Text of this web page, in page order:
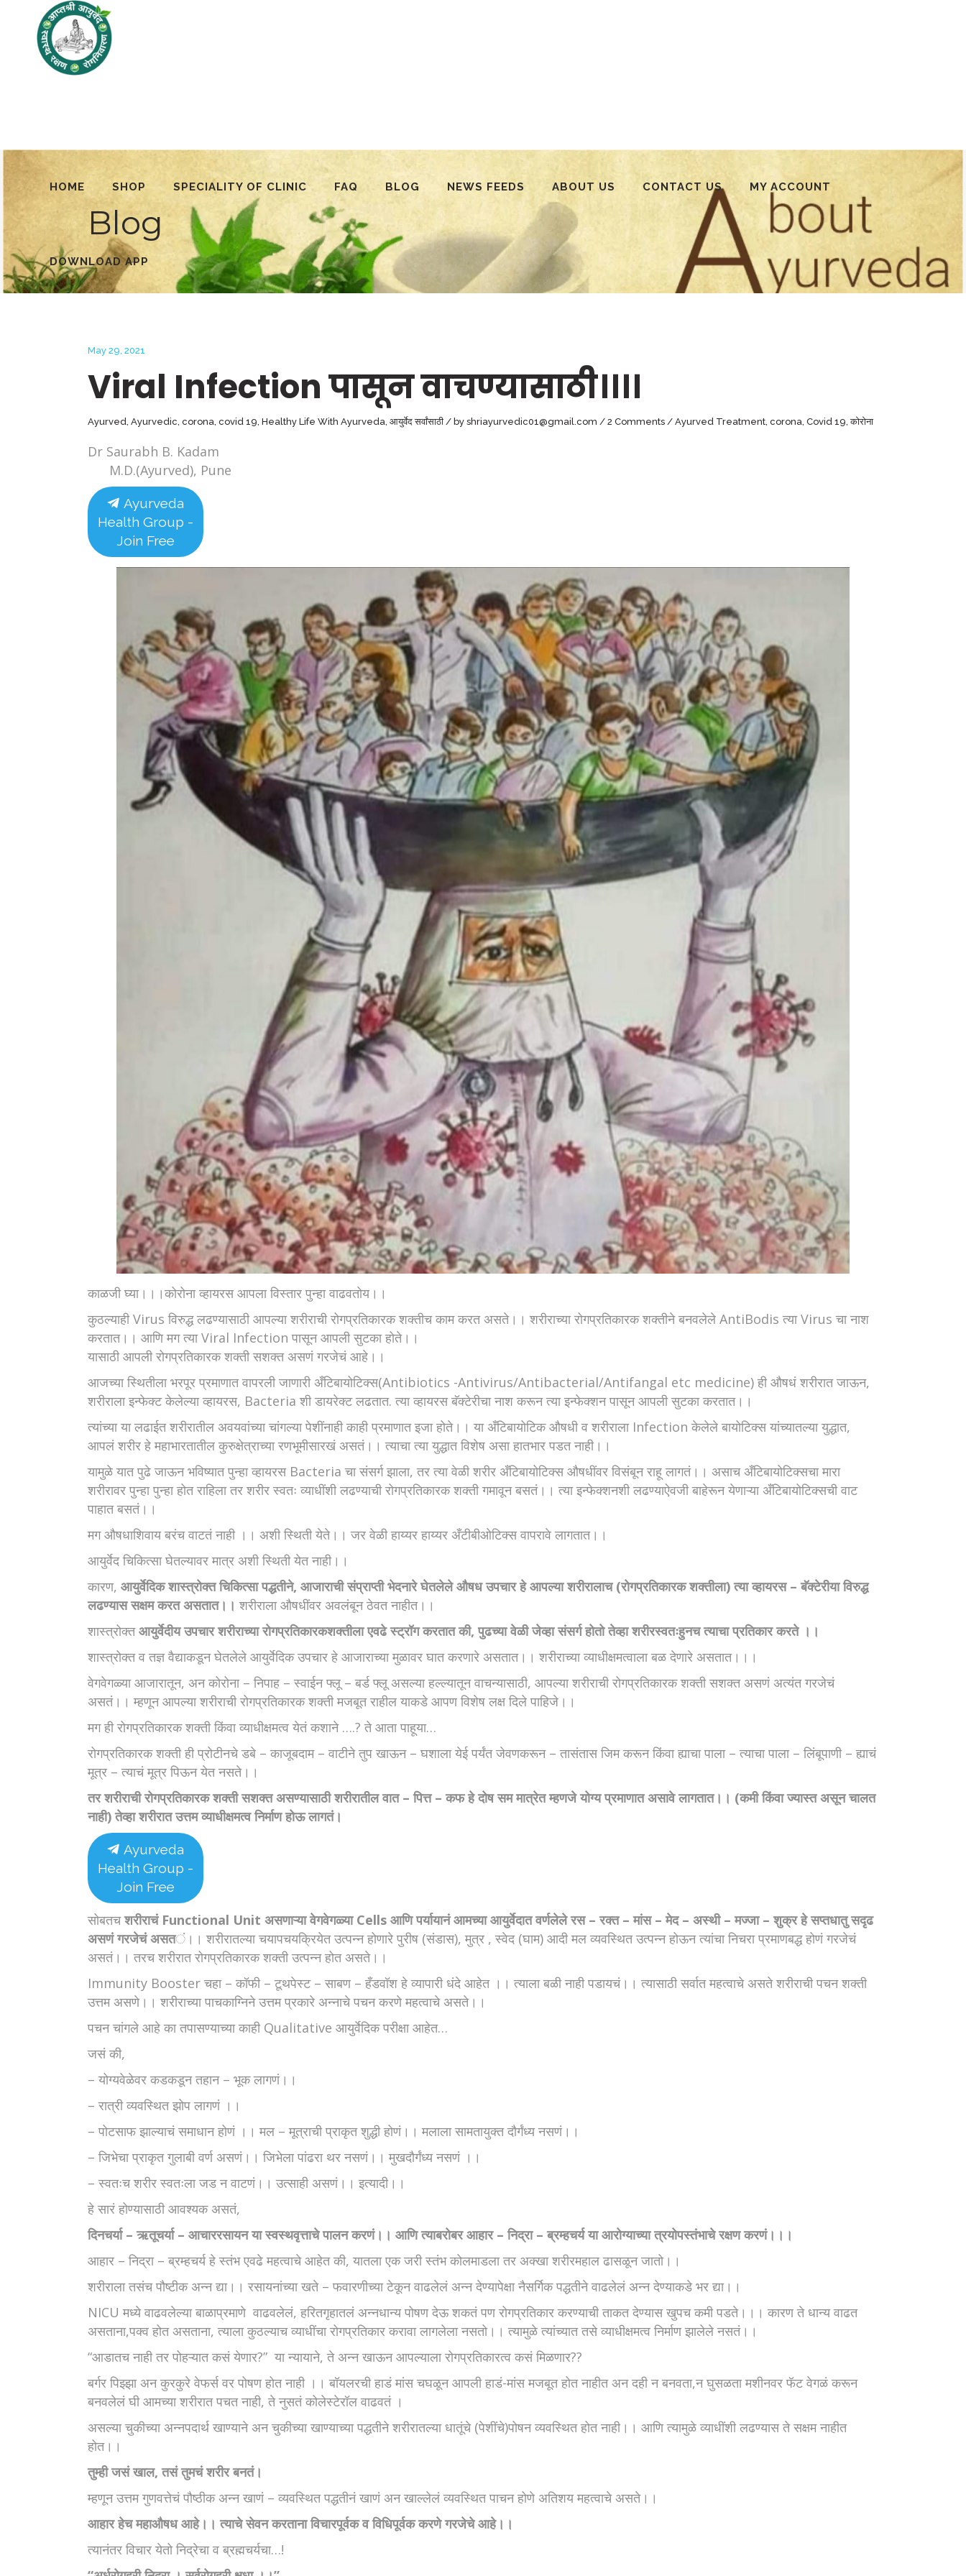
HOME SHOP SPECIALITY OF CLINIC FAQ BLOG NEWS FEEDS ABOUT US CONTACT US MY ACCOUNT
DOWNLOAD APP
Blog
May 29, 2021
Viral Infection पासून वाचण्यासाठी।।।।
Ayurved, Ayurvedic, corona, covid 19, Healthy Life With Ayurveda, आयुर्वेद सर्वांसाठी by shriayurvedic01@gmail.com 2 Comments Ayurved Treatment, corona, Covid 19,कोरोना
Dr Saurabh B. Kadam
M.D.(Ayurved), Pune
Ayurveda
Health Group -
Join Free
काळजी घ्या।।।कोरोना व्हायरस आपला विस्तार पुन्हा वाढवतोय।।
कुठल्याही Virus विरुद्ध लढण्यासाठी आपल्या शरीराची रोगप्रतिकारक शक्तीच काम करत असते।। शरीराच्या रोगप्रतिकारक शक्तीने बनवलेले AntiBodis त्या Virus चा नाश
करतात।। आणि मग त्या Viral Infection पासून आपली सुटका होते।।
यासाठी आपली रोगप्रतिकारक शक्ती सशक्त असणं गरजेचं आहे।।
आजच्या स्थितीला भरपूर प्रमाणात वापरली जाणारी अँटिबायोटिक्स(Antibiotics -Antivirus/Antibacterial/Antifangal etc medicine) ही औषधं शरीरात जाऊन,
शरीराला इन्फेक्ट केलेल्या व्हायरस, Bacteria शी डायरेक्ट लढतात. त्या व्हायरस बॅक्टेरीचा नाश करून त्या इन्फेक्शन पासून आपली सुटका करतात।।
त्यांच्या या लढाईत शरीरातील अवयवांच्या चांगल्या पेशींनाही काही प्रमाणात इजा होते।। या अँटिबायोटिक औषधी व शरीराला Infection केलेले बायोटिक्स यांच्यातल्या युद्धात,
आपलं शरीर हे महाभारतातील कुरुक्षेत्राच्या रणभूमीसारखं असतं।। त्याचा त्या युद्धात विशेष असा हातभार पडत नाही।।
यामुळे यात पुढे जाऊन भविष्यात पुन्हा व्हायरस Bacteria चा संसर्ग झाला, तर त्या वेळी शरीर अँटिबायोटिक्स औषधींवर विसंबून राहू लागतं।। असाच अँटिबायोटिक्सचा मारा
शरीरावर पुन्हा पुन्हा होत राहिला तर शरीर स्वतः व्याधींशी लढण्याची रोगप्रतिकारक शक्ती गमावून बसतं।। त्या इन्फेक्शनशी लढण्याऐवजी बाहेरून येणाऱ्या अँटिबायोटिक्सची वाट
पाहात बसतं।।
मग औषधाशिवाय बरंच वाटतं नाही ।। अशी स्थिती येते।। जर वेळी हाय्यर हाय्यर अँटीबीओटिक्स वापरावे लागतात।।
आयुर्वेद चिकित्सा घेतल्यावर मात्र अशी स्थिती येत नाही।।
कारण, आयुर्वेदिक शास्त्रोक्त चिकित्सा पद्धतीने, आजाराची संप्राप्ती भेदनारे घेतलेले औषध उपचार हे आपल्या शरीरालाच (रोगप्रतिकारक शक्तीला) त्या व्हायरस – बॅक्टेरीया विरुद्ध
लढण्यास सक्षम करत असतात।। शरीराला औषधींवर अवलंबून ठेवत नाहीत।।
शास्त्रोक्तआयुर्वेदीय उपचार शरीराच्या रोगप्रतिकारकशक्तीला एवढे स्ट्रॉग करतात की, पुढच्या वेळी जेव्हा संसर्ग होतो तेव्हा शरीरस्वतःहुनच त्याचा प्रतिकार करते ।।
शास्त्रोक्त व तज्ञ वैद्याकडून घेतलेले आयुर्वेदिक उपचार हे आजाराच्या मुळावर घात करणारे असतात।। शरीराच्या व्याधीक्षमत्वाला बळ देणारे असतात।।।
वेगवेगळ्या आजारातून, अन कोरोना – निपाह – स्वाईन फ्लू – बर्ड फ्लू असल्या हल्ल्यातून वाचन्यासाठी, आपल्या शरीराची रोगप्रतिकारक शक्ती सशक्त असणं अत्यंत गरजेचं
असतं।। म्हणून आपल्या शरीराची रोगप्रतिकारक शक्ती मजबूत राहील याकडे आपण विशेष लक्ष दिले पाहिजे।।
मग ही रोगप्रतिकारक शक्ती किंवा व्याधीक्षमत्व येतं कशाने ….? ते आता पाहूया…
रोगप्रतिकारक शक्ती ही प्रोटीनचे डबे – काजूबदाम – वाटीने तुप खाऊन – घशाला येई पर्यंत जेवणकरून – तासंतास जिम करून किंवा ह्याचा पाला – त्याचा पाला – लिंबूपाणी – ह्याचं
मूत्र – त्याचं मूत्र पिऊन येत नसते।।
तर शरीराची रोगप्रतिकारक शक्ती सशक्त असण्यासाठी शरीरातील वात – पित्त – कफ हे दोष सम मात्रेत म्हणजे योग्य प्रमाणात असावे लागतात।। (कमी किंवा ज्यास्त असून चालत
नाही) तेव्हा शरीरात उत्तम व्याधीक्षमत्व निर्माण होऊ लागतं।
Ayurveda
Health Group -
Join Free
सोबतचशरीराचं Functional Unit असणाऱ्या वेगवेगळ्या Cells आणि पर्यायानं आमच्या आयुर्वेदात वर्णलेले रस – रक्त – मांस – मेद – अस्थी – मज्जा – शुक्र हे सप्तधातु सदृढ
असणं गरजेचं असतं।। शरीरातल्या चयापचयक्रियेत उत्पन्न होणारे पुरीष (संडास), मुत्र , स्वेद (घाम) आदी मल व्यवस्थित उत्पन्न होऊन त्यांचा निचरा प्रमाणबद्ध होणं गरजेचं
असतं।। तरच शरीरात रोगप्रतिकारक शक्ती उत्पन्न होत असते।।
Immunity Booster चहा – कॉफी – टूथपेस्ट – साबण – हँडवॉश हे व्यापारी धंदे आहेत ।। त्याला बळी नाही पडायचं।। त्यासाठी सर्वात महत्वाचे असते शरीराची पचन शक्ती
उत्तम असणे।। शरीराच्या पाचकाग्निने उत्तम प्रकारे अन्नाचे पचन करणे महत्वाचे असते।।
पचन चांगले आहे का तपासण्याच्या काही Qualitative आयुर्वेदिक परीक्षा आहेत…
जसं की,
– योग्यवेळेवर कडकडून तहान – भूक लागणं।।
– रात्री व्यवस्थित झोप लागणं ।।
– पोटसाफ झाल्याचं समाधान होणं ।। मल – मूत्राची प्राकृत शुद्धी होणं।। मलाला सामतायुक्त दौर्गंध्य नसणं।।
– जिभेचा प्राकृत गुलाबी वर्ण असणं।। जिभेला पांढरा थर नसणं।। मुखदौर्गंध्य नसणं ।।
– स्वतःच शरीर स्वतःला जड न वाटणं।। उत्साही असणं।। इत्यादी।।
हे सारं होण्यासाठी आवश्यक असतं,
दिनचर्या – ऋतूचर्या – आचाररसायन या स्वस्थवृत्ताचे पालन करणं।। आणि त्याबरोबर आहार – निद्रा – ब्रम्हचर्य या आरोग्याच्या त्रयोपस्तंभाचे रक्षण करणं।।।
आहार – निद्रा – ब्रम्हचर्य हे स्तंभ एवढे महत्वाचे आहेत की, यातला एक जरी स्तंभ कोलमाडला तर अक्खा शरीरमहाल ढासळून जातो।।
शरीराला तसंच पौष्टीक अन्न द्या।। रसायनांच्या खते – फवारणीच्या टेकून वाढलेलं अन्न देण्यापेक्षा नैसर्गिक पद्धतीने वाढलेलं अन्न देण्याकडे भर द्या।।
NICU मध्ये वाढवलेल्या बाळाप्रमाणे वाढवलेलं, हरितगृहातलं अन्नधान्य पोषण देऊ शकतं पण रोगप्रतिकार करण्याची ताकत देण्यास खुपच कमी पडते।।। कारण ते धान्य वाढत
असताना,पक्व होत असताना, त्याला कुठल्याच व्याधींचा रोगप्रतिकार करावा लागलेला नसतो।। त्यामुळे त्यांच्यात तसे व्याधीक्षमत्व निर्माण झालेले नसतं।।
“आडातच नाही तर पोहऱ्यात कसं येणार?” या न्यायाने, ते अन्न खाऊन आपल्याला रोगप्रतिकारत्व कसं मिळणार??
बर्गर पिझ्झा अन कुरकुरे वेफर्स वर पोषण होत नाही ।। बॉयलरची हाडं मांस चघळून आपली हाडं-मांस मजबूत होत नाहीत अन दही न बनवता,न घुसळता मशीनवर फॅट वेगळं करून
बनवलेलं घी आमच्या शरीरात पचत नाही, ते नुसतं कोलेस्टेरॉल वाढवतं ।
असल्या चुकीच्या अन्नपदार्थ खाण्याने अन चुकीच्या खाण्याच्या पद्धतीने शरीरातल्या धातूंचे (पेशींचे)पोषन व्यवस्थित होत नाही।। आणि त्यामुळे व्याधींशी लढण्यास ते सक्षम नाहीत
होत।।
तुम्ही जसं खाल, तसं तुमचं शरीर बनतं।
म्हणून उत्तम गुणवत्तेचं पौष्ठीक अन्न खाणं – व्यवस्थित पद्धतीनं खाणं अन खाल्लेलं व्यवस्थित पाचन होणे अतिशय महत्वाचे असते।।
आहार हेच महाऔषध आहे।। त्याचे सेवन करताना विचारपूर्वक व विधिपूर्वक करणे गरजेचे आहे।।
त्यानंतर विचार येतो निद्रेचा व ब्रह्मचर्यचा…!